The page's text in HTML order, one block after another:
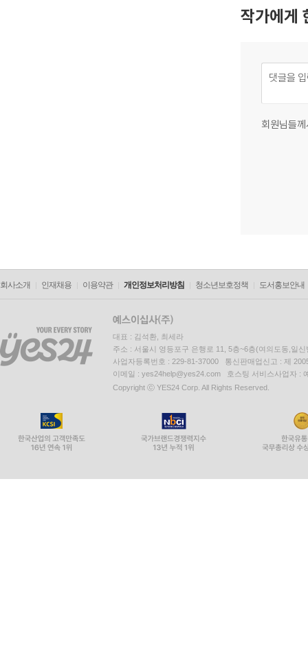
작가에게
회원님들
회사소개 인재채용 이용약관 개인정보처리방침 청소년보호정책 도서홍보안내
대표 : 김석환, 최세라
주소 : 서울시 영등포구 은행로 11, 5층~6층(여의도동,일신
사업자등록번호 : 229-81-37000 통신판매업신고 : 제
이메일 : yes24help@yes24.com 호스팅 서비스사업자 :
Copyright ⓒ YES24 Corp. All Rights Reserved.